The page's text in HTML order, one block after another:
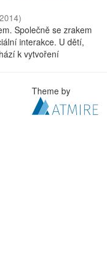
2014)
Společně se zrakem
interakce. U dětí,
k vytvoření
Theme by